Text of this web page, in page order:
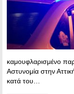
καμουφλαρισμένο
Αστυνομία στην
κατά του…